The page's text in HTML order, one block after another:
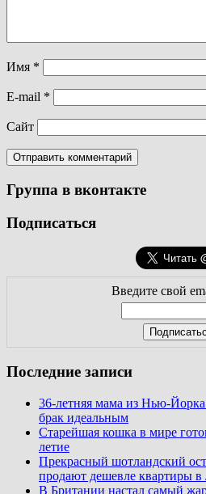
Имя *
E-mail *
Сайт
Группа в вконтакте
Подписаться
Введите свой
Последние записи
36-летняя мама из Нью-
брак идеальным
Старейшая кошка в мире
летие
Прекрасный шотландский
продают дешевле квартиры
В Британии настал самый